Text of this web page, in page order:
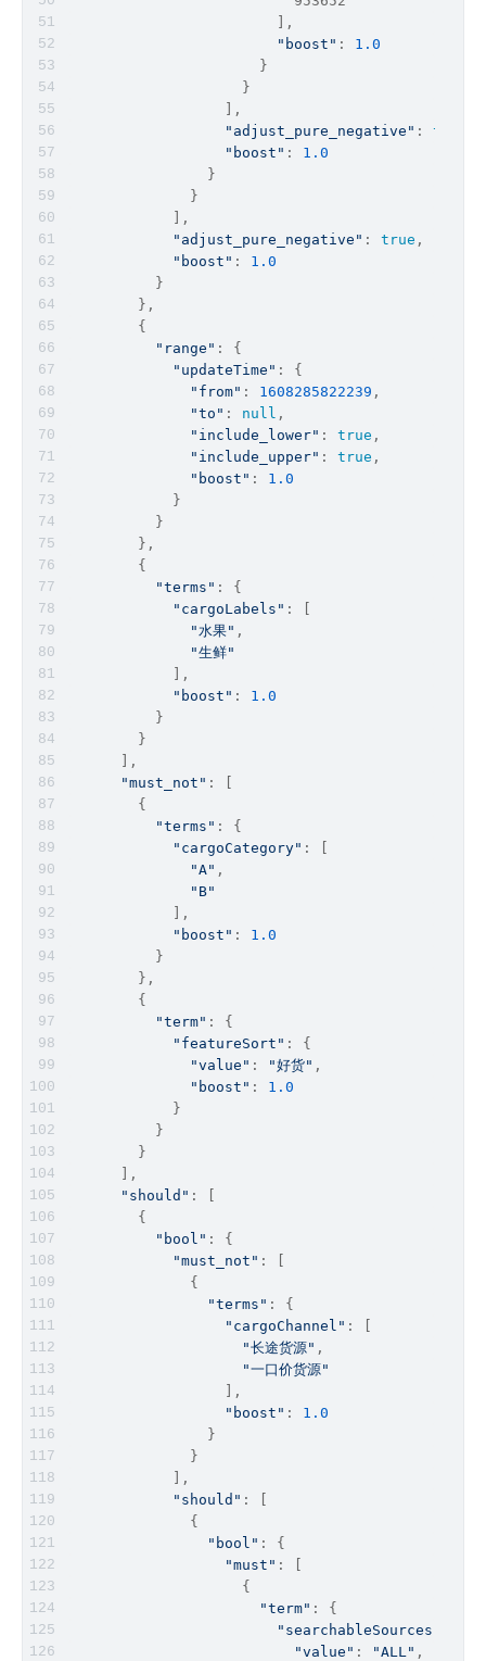
                        ],
"boost" : 1.0
                      }
                    }
                  ],
"adjust_pure_negative" : true
"boost" : 1.0
                }
              }
            ],
"adjust_pure_negative" : true ,
"boost" : 1.0
          }
        },
        {
"range" : {
"updateTime" : {
"from" : 1608285822239 ,
"to" : null ,
"include_lower" : true ,
"include_upper" : true ,
"boost" : 1.0
            }
          }
        },
        {
"terms" : {
"cargoLabels" : [
"水果" ,
"生鲜"
            ],
"boost" : 1.0
          }
        }
      ],
"must_not" : [
        {
"terms" : {
"cargoCategory" : [
"A" ,
"B"
            ],
"boost" : 1.0
          }
        },
        {
"term" : {
"featureSort" : {
"value" : "好货" ,
"boost" : 1.0
            }
          }
        }
      ],
"should" : [
        {
"bool" : {
"must_not" : [
              {
"terms" : {
"cargoChannel" : [
"长途货源" ,
"一口价货源"
                  ],
"boost" : 1.0
                }
              }
            ],
"should" : [
              {
"bool" : {
"must" : [
                    {
"term" : {
"searchableSources"
"value" : "ALL" ,